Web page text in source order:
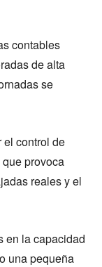
contables
de alta
se
el control de
provoca
reales y el
en la capacidad
una pequeña